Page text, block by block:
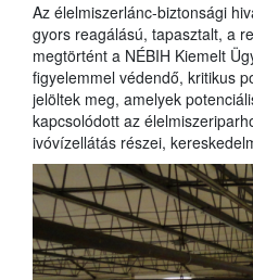
Az élelmiszerlánc-biztonsági
gyors reagálású, tapasztalt, a
megtörtént a NÉBIH Kiemelt
figyelemmel védendő, kritikus
jelöltek meg, amelyek
kapcsolódott az
ivóvízellátás részei,